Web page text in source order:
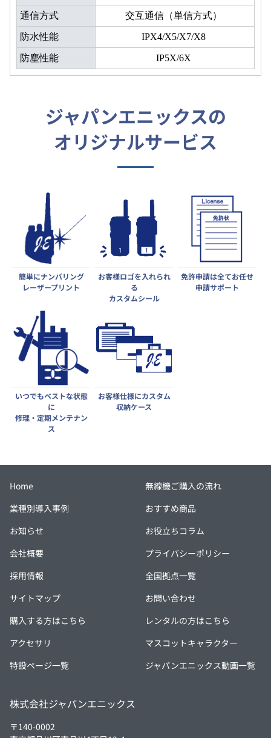
通信方式 交互通信（単信方式）
防水性能 IPX4/X5/X7/X8
防塵性能 IP5X/6X
ジャパンエニックスの
オリジナルサービス
簡単にナンバリング
レーザープリント
お客様ロゴを入れられ
る
カスタムシール
免許申請は全てお任せ
申請サポート
いつでもベストな状態
に
修理・定期メンテナン
ス
お客様仕様にカスタム
収納ケース
Home
無線機ご購入の流れ
業種別導入事例
おすすめ商品
お知らせ
お役立ちコラム
会社概要
プライバシーポリシー
採用情報
全国拠点一覧
サイトマップ
お問い合わせ
購入する方はこちら
レンタルの方はこちら
アクセサリ
マスコットキャラクター
特設ページ一覧
ジャパンエニックス動画一覧
株式会社ジャパンエニックス
〒140-0002